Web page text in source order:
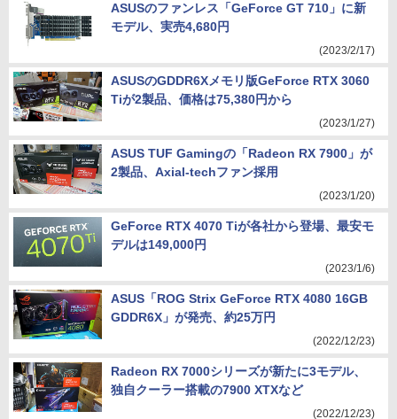
ASUSのファンレス「GeForce GT 710」に新
モデル、実売4,680円
(2023/2/17)
ASUSのGDDR6Xメモリ版GeForce RTX 3060
Tiが2製品、価格は75,380円から
(2023/1/27)
ASUS TUF Gamingの「Radeon RX 7900」が
2製品、Axial-techファン採用
(2023/1/20)
GeForce RTX 4070 Tiが各社から登場、最安モ
デルは149,000円
(2023/1/6)
ASUS「ROG Strix GeForce RTX 4080 16GB
GDDR6X」が発売、約25万円
(2022/12/23)
Radeon RX 7000シリーズが新たに3モデル、
独自クーラー搭載の7900 XTXなど
(2022/12/23)